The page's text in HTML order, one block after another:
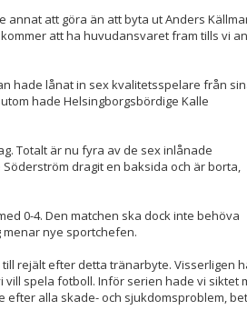
att göra än att byta ut Anders
att ha huvudansvaret fram tills vi
hade lånat in sex kvalitetsspelare från
hade Helsingborgsbördige Kalle
Totalt är nu fyra av de sex inlånade
dragit en baksida och är borta,
0-4. Den matchen ska dock inte behöva
nye sportchefen.
rejält efter detta tränarbyte. Visserligen
vill spela fotboll. Inför serien hade vi siktet
efter alla skade- och sjukdomsproblem,